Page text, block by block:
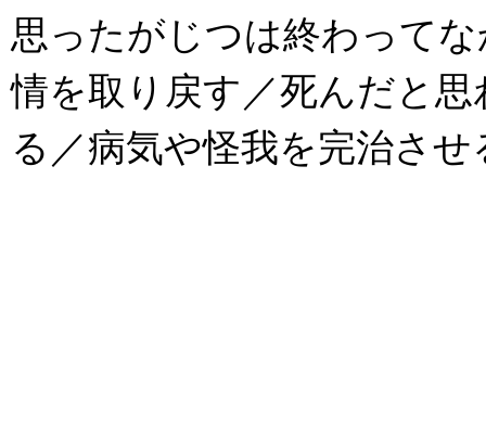
思ったがじつは終わって
情を取り戻す／死んだと
る／病気や怪我を完治さ